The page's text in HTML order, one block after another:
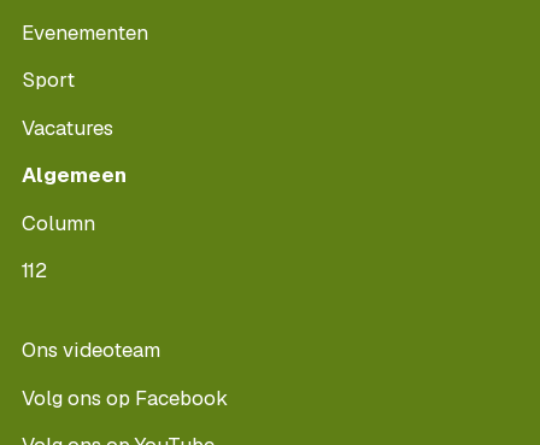
Evenementen
Sport
Vacatures
Algemeen
Column
112
Ons videoteam
Volg ons op Facebook